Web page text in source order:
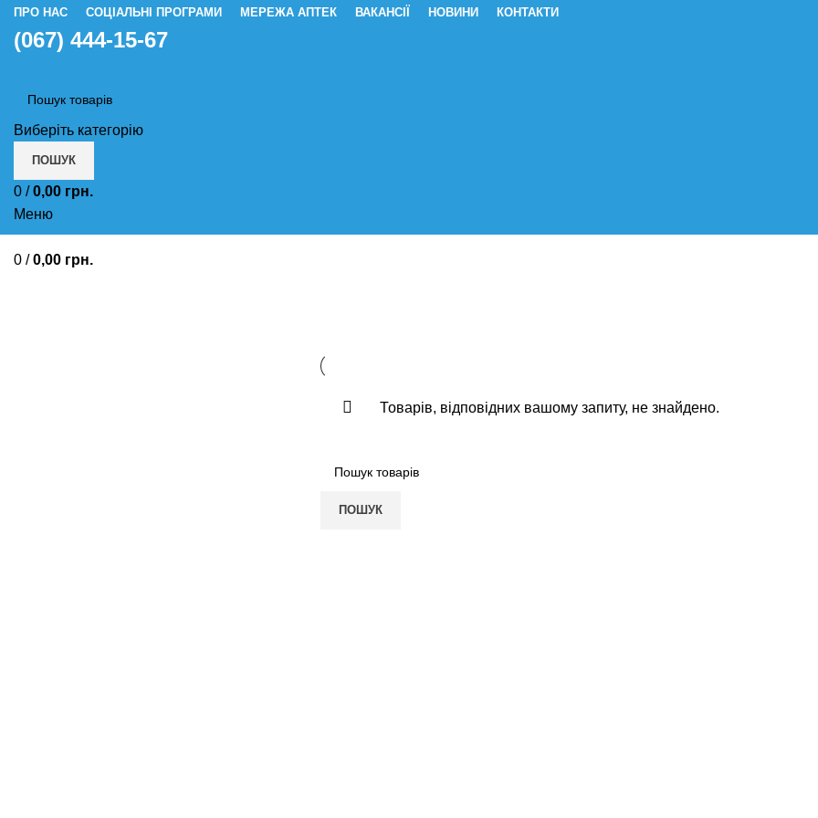
ПРО НАС СОЦІАЛЬНІ ПРОГРАМИ МЕРЕЖА АПТЕК ВАКАНСІЇ НОВИНИ КОНТАКТИ
(067) 444-15-67
Виберіть категорію
ПОШУК
0 / 0,00 грн.
Меню
0 / 0,00 грн.
Товарів, відповідних вашому запиту, не знайдено.
ПОШУК